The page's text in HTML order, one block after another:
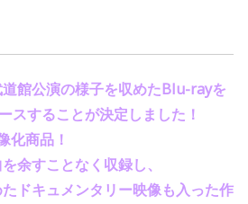
館公演の様子を収めたBlu-rayを
スすることが決定しました！
化商品！
余すことなく収録し、
ドキュメンタリー映像も入った作